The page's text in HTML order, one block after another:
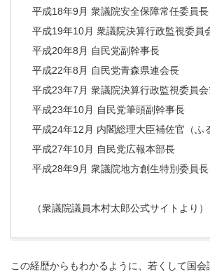
平成18年9月 衆議院安全保障常任委員長
平成19年10月 衆議院決算行政監視委員
平成20年8月 自民党副幹事長
平成22年8月 自民党青森県連会長
平成23年7月 衆議院決算行政監視委員
平成23年10月 自民党筆頭副幹事長
平成24年12月 内閣総理大臣補佐官（ふ
平成27年10月 自民党広報本部長
平成28年9月 衆議院地方創生特別委員長
（衆議院議員木村太郎公式サイトより）
この経歴からもわかるように、若くして国会